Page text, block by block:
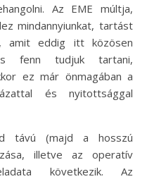
Az EME múltja,
mindannyiunkat, tartást
amit eddig itt közösen
fenn tudjuk tartani,
ez már önmagában a
és nyitottsággal
távú (majd a hosszú
illetve az operatív
következik. Az